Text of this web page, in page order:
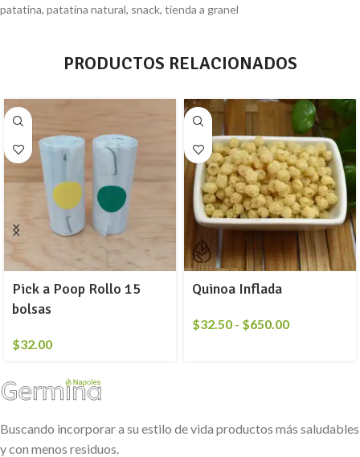
patatina, patatina natural, snack, tienda a granel
PRODUCTOS RELACIONADOS
Pick a Poop Rollo 15
bolsas
$32.00
Quinoa Inflada
$32.50 - $650.00
Buscando incorporar a su estilo de vida productos más saludables
y con menos residuos.